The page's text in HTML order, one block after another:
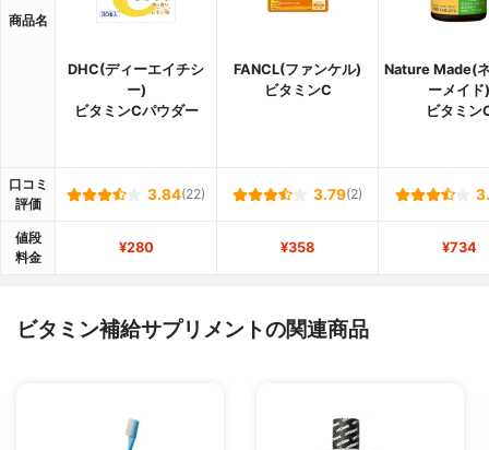
商品名
DHC(ディーエイチシ
ー)
ビタミンCパウダー
FANCL(ファンケル)
ビタミンC
Nature Made(
ーメイド)
ビタミン
口コミ
評価
3.84(22) 3.79(2)
値段
料金
¥280 ¥358 ¥734
ビタミン補給サプリメントの関連商品